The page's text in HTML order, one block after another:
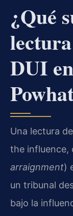
¿Qué
DUI
Una lectura
the influence,
arraignment)
un tribunal
bajo la